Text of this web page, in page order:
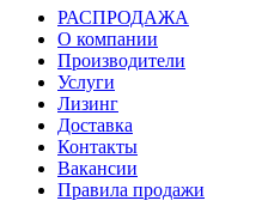
РАСПРОДАЖА
О компании
Производители
Услуги
Лизинг
Доставка
Контакты
Вакансии
Правила продажи